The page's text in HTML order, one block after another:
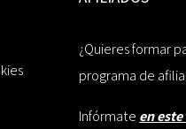
¿Quieres formar
programa de
Infórmate en